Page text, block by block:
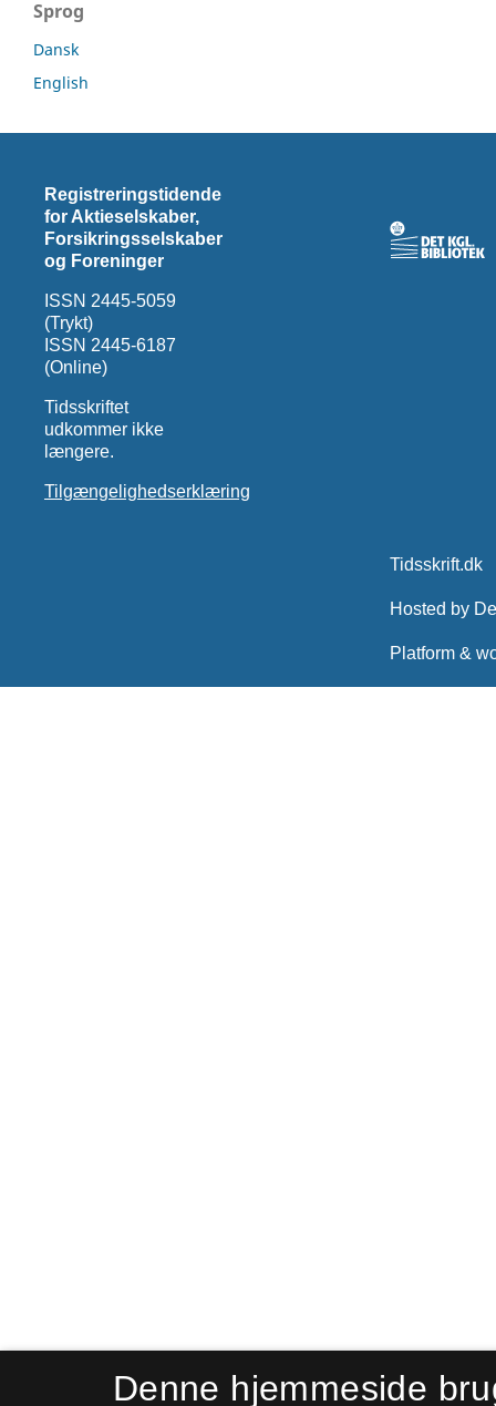
Sprog
Dansk
English
Registreringstidende
for Aktieselskaber,
Forsikringsselskaber
og Foreninger
ISSN 2445-5059
(Trykt)
ISSN 2445-6187
(Online)
Tidsskriftet
udkommer ikke
længere.
Tilgængelighedserklæring
Denne hjemmeside